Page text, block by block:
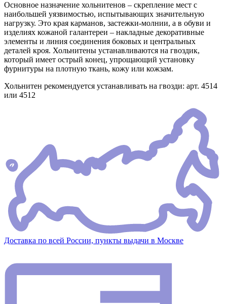
Основное назначение хольнитенов – скрепление мест с
наибольшей уязвимостью, испытывающих значительную
нагрузку. Это края карманов, застежки-молнии, а в обуви и
изделиях кожаной галантереи – накладные декоративные
элементы и линия соединения боковых и центральных
деталей кроя. Хольнитены устанавливаются на гвоздик,
который имеет острый конец, упрощающий установку
фурнитуры на плотную ткань, кожу или кожзам.
Хольнитен рекомендуется устанавливать на гвозди: арт. 4514
или 4512
Доставка по всей России, пункты выдачи в Москве